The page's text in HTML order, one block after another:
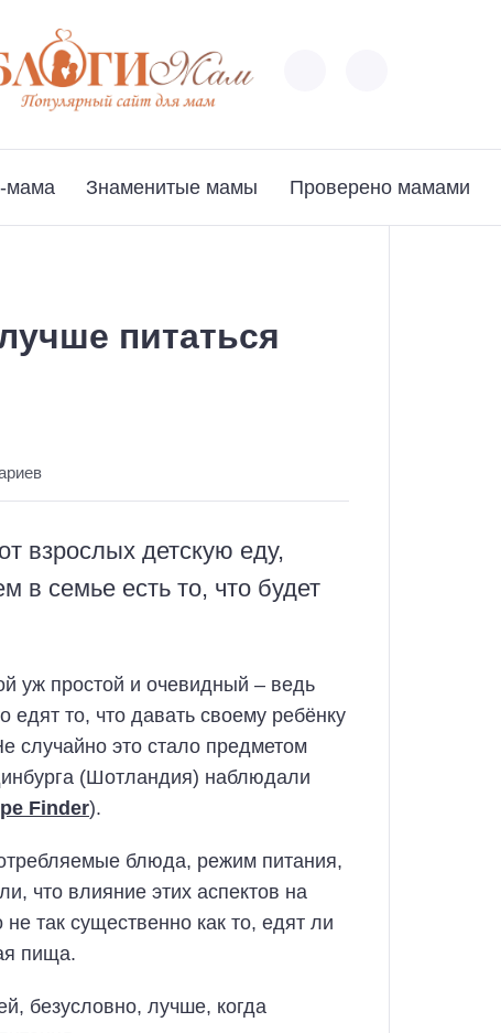
мама Знаменитые мамы Проверено мамами
питаться
взрослых детскую еду,
в семье есть то, что будет
уж простой и очевидный – ведь
едят то, что давать своему ребёнку
случайно это стало предметом
(Шотландия) наблюдали
Finder).
блюда, режим питания,
что влияние этих аспектов на
не так существенно как то, едят ли
пища.
безусловно, лучше, когда